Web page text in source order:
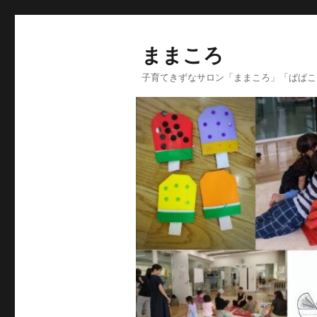
ままころ
子育てきずなサロン「ままころ」「ぱぱ